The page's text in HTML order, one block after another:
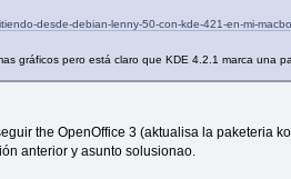
desde-debian-lenny-50-con-kde-421-en-mi-
gráficos pero está claro que KDE 4.2.1 marca una
the OpenOffice 3 (aktualisa la paketeria
anterior y asunto solusionao.